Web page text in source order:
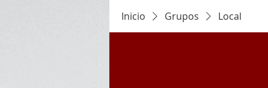
Inicio Grupos Local